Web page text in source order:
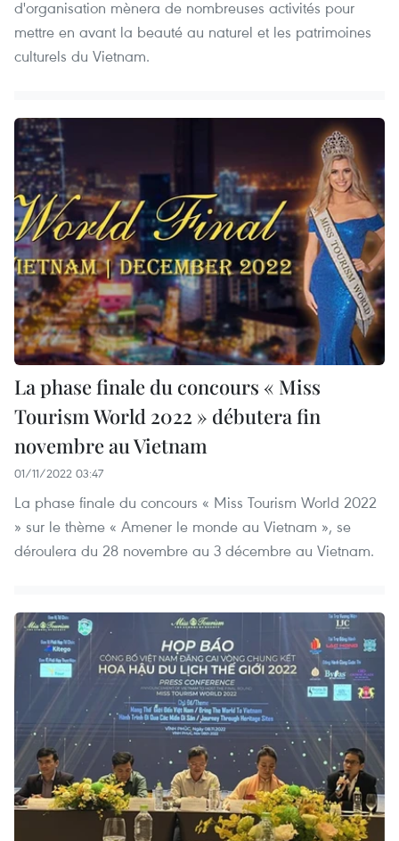
d'organisation mènera de nombreuses activités pour
mettre en avant la beauté au naturel et les patrimoines
culturels du Vietnam.
La phase finale du concours « Miss
Tourism World 2022 » débutera fin
novembre au Vietnam
01/11/2022 03:47
La phase finale du concours « Miss Tourism World 2022
» sur le thème « Amener le monde au Vietnam », se
déroulera du 28 novembre au 3 décembre au Vietnam.